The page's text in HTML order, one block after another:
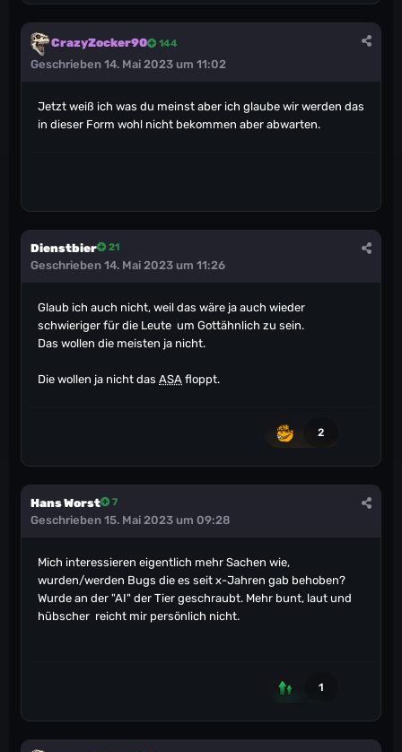
CrazyZocker90 144
Geschrieben 14. Mai 2023 um 11:02
Jetzt weiß ich was du meinst aber ich glaube wir werden das
in dieser Form wohl nicht bekommen aber abwarten.
Dienstbier 21
Geschrieben 14. Mai 2023 um 11:26
Glaub ich auch nicht, weil das wäre ja auch wieder
schwieriger für die Leute um Gottähnlich zu sein.
Das wollen die meisten ja nicht.
Die wollen ja nicht das ASA floppt.
2
Hans Worst 7
Geschrieben 15. Mai 2023 um 09:28
Mich interessieren eigentlich mehr Sachen wie,
wurden/werden Bugs die es seit x-Jahren gab behoben?
Wurde an der "AI" der Tier geschraubt. Mehr bunt, laut und
hübscher reicht mir persönlich nicht.
1